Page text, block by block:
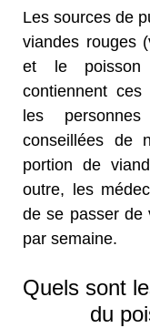
Les sources de
viandes rouges
et le poisson
contiennent
les
conseillées de
portion de
outre, les
de se passer de
par semaine.
Quels sont
du